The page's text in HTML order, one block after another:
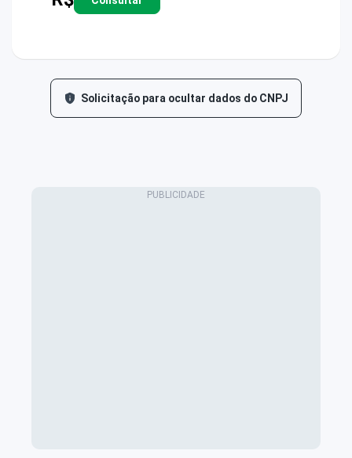
Solicitação para ocultar dados do CNPJ